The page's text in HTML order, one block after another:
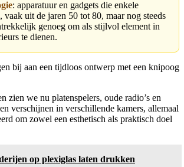
: apparatuur en gadgets die enkele
vaak uit de jaren 50 tot 80, maar nog steeds
genoeg om als stijlvol element in
te dienen.
bij aan een tijdloos ontwerp met een knipoog
zien we nu platenspelers, oude radio’s en
verschijnen in verschillende kamers, allemaal
om zowel een esthetisch als praktisch doel
op plexiglas laten drukken